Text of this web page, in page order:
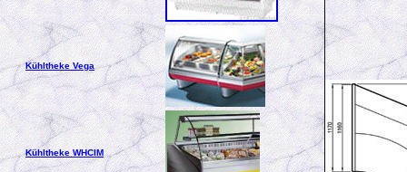
Kühltheke Vega
Kühltheke WHCIM